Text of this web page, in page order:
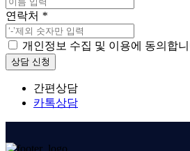
연락처 *
개인정보 수집 및 이용에 동의합
상담 신청
간편상담
카톡상담